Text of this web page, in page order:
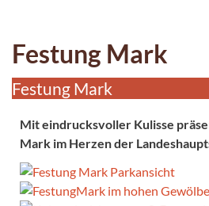
Festung Mark
Festung Mark
Mit eindrucksvoller Kulisse
Mark im Herzen der